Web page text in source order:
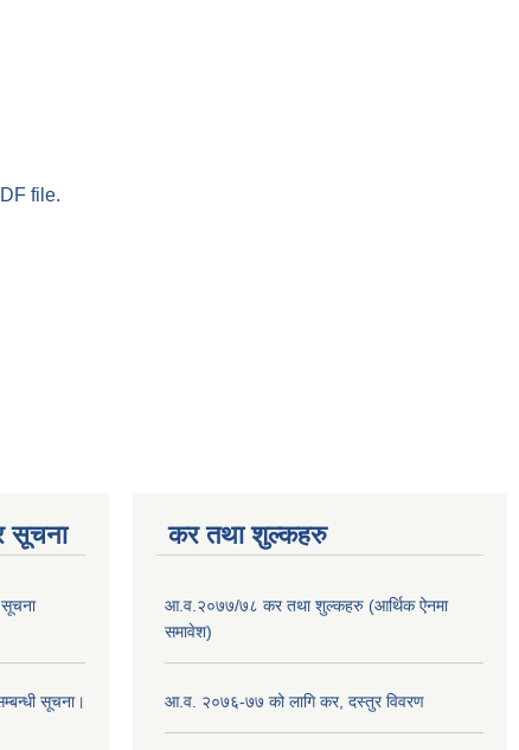
file.
सूचना
सूचना
सूचना।
कर तथा शुल्कहरु
आ.व.२०७७/७८ कर तथा शुल्कहरु (आर्थिक ऐनमा
समावेश)
आ.व. २०७६-७७ को लागि कर, दस्तुर विवरण